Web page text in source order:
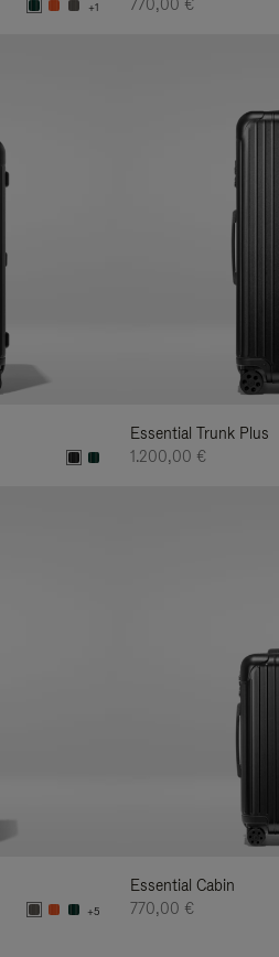
+1
770,00 €
Essential Trunk Plus
1.200,00 €
+5
Essential Cabin
770,00 €